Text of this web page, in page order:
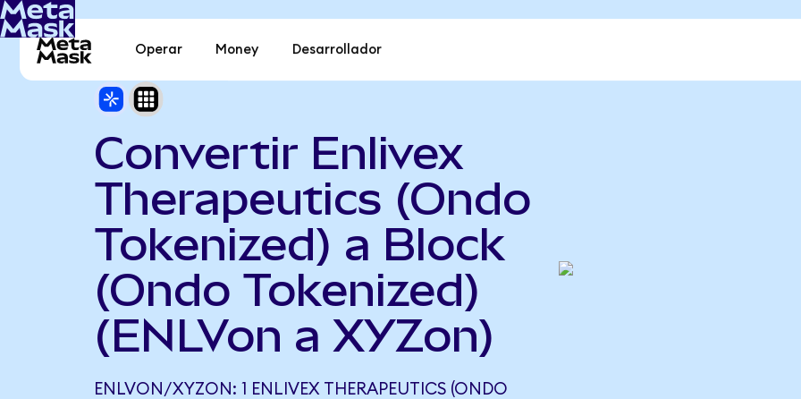
Operar Money Desarrollador
Convertir Enlivex
Therapeutics (Ondo
Tokenized) a Block
(Ondo Tokenized)
(ENLVon a XYZon)
ENLVON/XYZON: 1 ENLIVEX THERAPEUTICS (ONDO